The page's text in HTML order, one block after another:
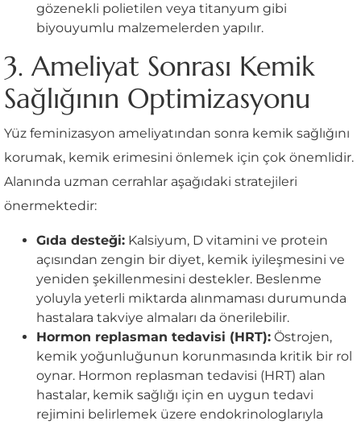
gözenekli polietilen veya titanyum gibi
biyouyumlu malzemelerden yapılır.
3. Ameliyat Sonrası Kemik
Sağlığının Optimizasyonu
Yüz feminizasyon ameliyatından sonra kemik sağlığını
korumak, kemik erimesini önlemek için çok önemlidir.
Alanında uzman cerrahlar aşağıdaki stratejileri
önermektedir:
Gıda desteği: Kalsiyum, D vitamini ve protein
açısından zengin bir diyet, kemik iyileşmesini ve
yeniden şekillenmesini destekler. Beslenme
yoluyla yeterli miktarda alınmaması durumunda
hastalara takviye almaları da önerilebilir.
Hormon replasman tedavisi (HRT): Östrojen,
kemik yoğunluğunun korunmasında kritik bir rol
oynar. Hormon replasman tedavisi (HRT) alan
hastalar, kemik sağlığı için en uygun tedavi
rejimini belirlemek üzere endokrinologlarıyla